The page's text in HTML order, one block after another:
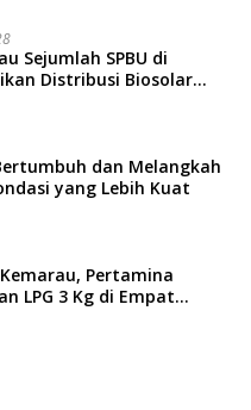
Sejumlah SPBU di
Distribusi Biosolar
dan Melangkah
yang Lebih Kuat
Pertamina
LPG 3 Kg di Empat